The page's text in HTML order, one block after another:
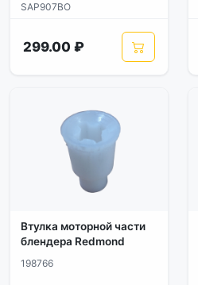
SAP907BO
299.00 ₽
Втулка моторной части
блендера Redmond
198766